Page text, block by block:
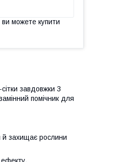
ви можете купити
завдовжки 3
помічник для
й захищає рослини
ефекту.